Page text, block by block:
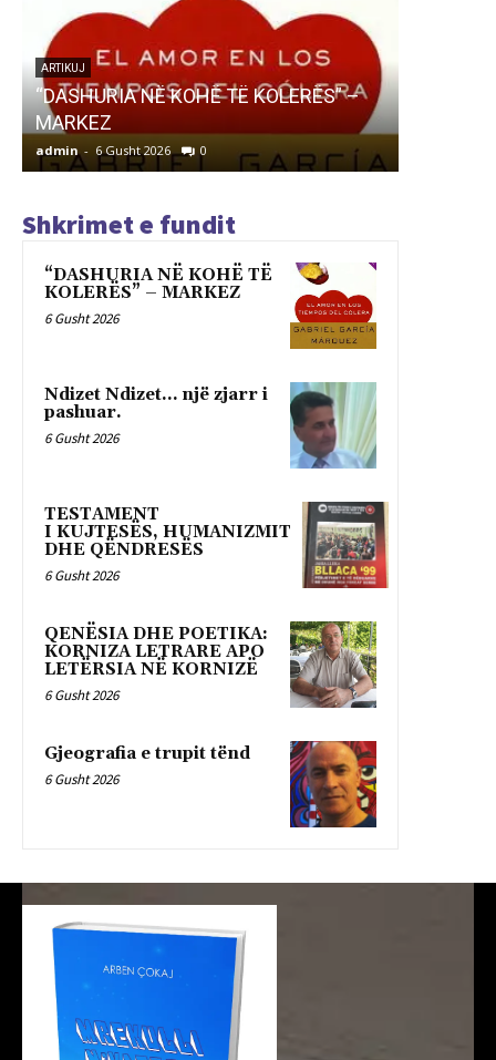
LETËRSI
Ndizet Ndizet… një zjarr i pashuar.
admin - 6 Gusht 2026 0
Shkrimet e fundit
“DASHURIA NË KOHË TË
KOLERËS” – MARKEZ
6 Gusht 2026
Ndizet Ndizet… një zjarr i
pashuar.
6 Gusht 2026
TESTAMENT
I KUJTESËS, HUMANIZMIT
DHE QËNDRESËS
6 Gusht 2026
QENËSIA DHE POETIKA:
KORNIZA LETRARE APO
LETËRSIA NË KORNIZË
6 Gusht 2026
Gjeografia e trupit tënd
6 Gusht 2026